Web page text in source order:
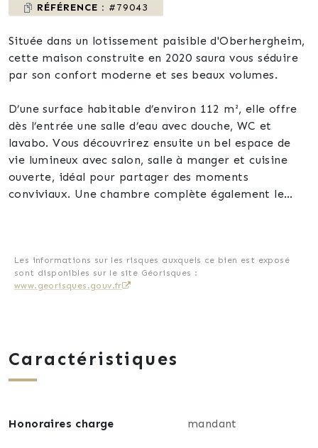
RÉFÉRENCE : #79043
Située dans un lotissement paisible d'Oberhergheim,
cette maison construite en 2020 saura vous séduire
par son confort moderne et ses beaux volumes.
D’une surface habitable d’environ 112 m², elle offre
dès l’entrée une salle d’eau avec douche, WC et
lavabo. Vous découvrirez ensuite un bel espace de
vie lumineux avec salon, salle à manger et cuisine
ouverte, idéal pour partager des moments
conviviaux. Une chambre complète également le
chambres, dont une agréable suite parentale avec
dressing intégré. Une spacieuse salle de bain équipée
optimal : chauffage au sol au rez-de-chaussée,
climatisation réversible, double vitrage, volets
que le rez-de-chaussée est entièrement carrelé.
Les informations sur les risques auxquels ce bien est exposé
sont disponibles sur le site Géorisques :
www.georisques.gouv.fr
Caractéristiques
Honoraires charge mandant